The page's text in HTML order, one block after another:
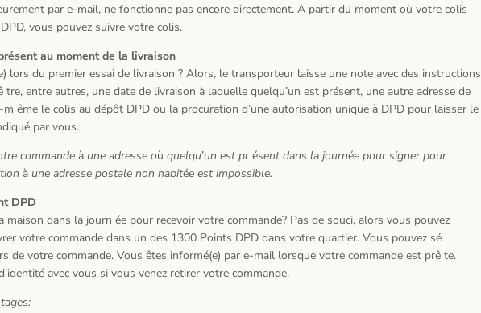
par e-mail, ne fonctionne pas encore directement. A partir du moment où votre colis
vous pouvez suivre votre colis.
ésent au moment de la livraison
lors du premier essai de livraison ? Alors, le transporteur laisse une note avec des instructions
tre, entre autres, une date de livraison à laquelle quelqu’un est présent, une autre adresse de
m ême le colis au dépôt DPD ou la procuration d’une autorisation unique à DPD pour laisser le
é par vous.
commande à une adresse où quelqu’un est pr ésent dans la journée pour signer pour
à une adresse postale non habitée est impossible.
DPD
maison dans la journ ée pour recevoir votre commande? Pas de souci, alors vous pouvez
votre commande dans un des 1300 Points DPD dans votre quartier. Vous pouvez sé
de votre commande. Vous êtes informé(e) par e-mail lorsque votre commande est prê te.
’identité avec vous si vous venez retirer votre commande.